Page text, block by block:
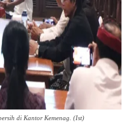
di Kantor Kemenag. (Ist)